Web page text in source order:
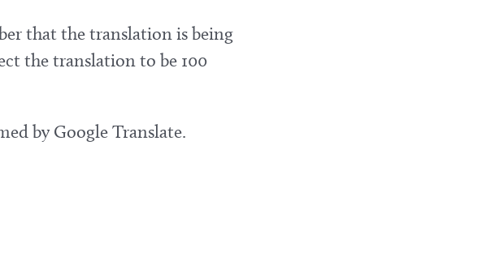
that the translation is being
the translation to be 100
by Google Translate.